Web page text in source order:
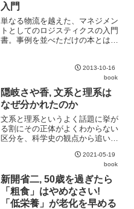
入門
単なる物流を越えた、マネジメン
トとしてのロジスティクスの入門
書。事例を並べただけの本とは異
で "ロジスティクス" という言葉
が生まれるまでの歴史や、物流管
理とロジスティクスの違いな...
2013-10-16
book
隠岐さや香, 文系と理系は
なぜ分かれたのか
文系と理系というよく話題に挙が
る割にその正体がよくわからない
区分を、科学史の観点から追いか
方は自明なものではなく、中世に
大学が生まれた時点の上級 (専門)
学部は神学、医学、法学のみで、
いわゆる理系分野は下級 ...
2021-05-19
book
新開省二, 50歳を過ぎたら
「粗食」はやめなさい!
「低栄養」が老化を早める